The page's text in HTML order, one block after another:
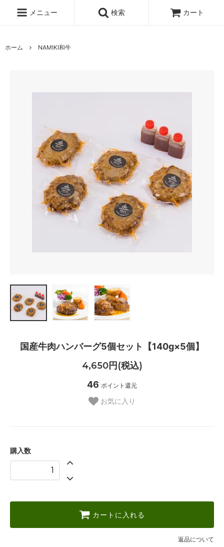
メニュー 検索 カート
ホーム NAMIKI和牛
国産牛肉ハンバーグ5個セット【140g×5個】
4,650円(税込)
46 ポイント還元
お気に入り
購入数
カートに入れる
返品について